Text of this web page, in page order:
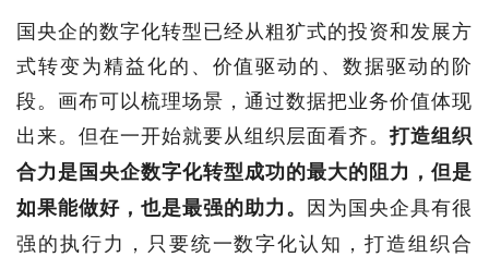
国央企的数字化转型已经从粗犷式的投资和发展方
式转变为精益化的、价值驱动的、数据驱动的阶
段。画布可以梳理场景，通过数据把业务价值体现
出来。但在一开始就要从组织层面看齐。打造组织
合力是国央企数字化转型成功的最大的阻力，但是
如果能做好，也是最强的助力。 因为国央企具有很
强的执行力，只要统一数字化认知，打造组织合